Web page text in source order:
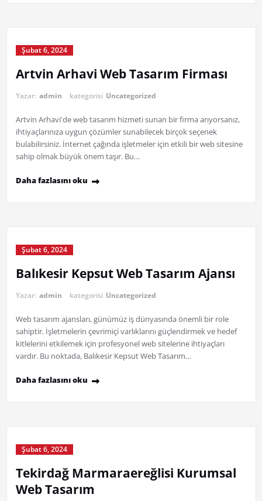
Şubat 6, 2024
Artvin Arhavi Web Tasarım Firması
Yazar: admin kategorisi Uncategorized
Artvin Arhavi'de web tasarım hizmeti sunan bir firma arıyorsanız,
ihtiyaçlarınıza uygun çözümler sunabilecek birçok seçenek
bulabilirsiniz. İnternet çağında işletmeler için etkili bir web sitesine
sahip olmak büyük önem taşır. Bu…
Daha fazlasını oku
Şubat 6, 2024
Balıkesir Kepsut Web Tasarım Ajansı
Yazar: admin kategorisi Uncategorized
Web tasarım ajansları, günümüz iş dünyasında önemli bir role
sahiptir. İşletmelerin çevrimiçi varlıklarını güçlendirmek ve hedef
kitlelerini etkilemek için profesyonel web sitelerine ihtiyaçları
vardır. Bu noktada, Balıkesir Kepsut Web Tasarım…
Daha fazlasını oku
Şubat 6, 2024
Tekirdağ Marmaraereğlisi Kurumsal
Web Tasarım